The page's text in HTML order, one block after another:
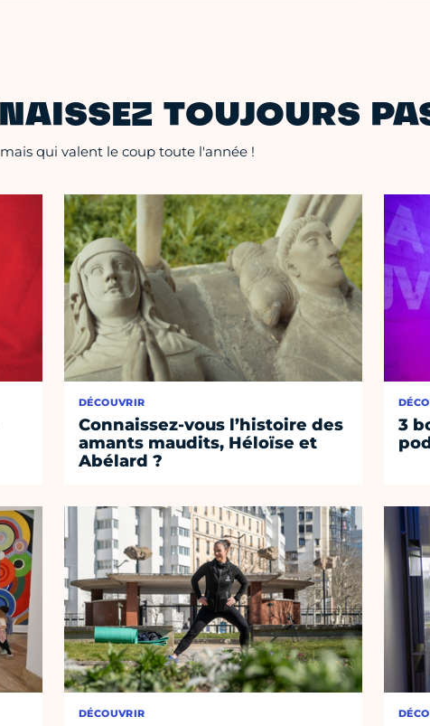
TOUJOURS
qui valent le coup toute l'année !
DÉCOUVRIR
Connaissez-vous l’histoire des
amants maudits, Héloïse et
Abélard ?
DÉCOUVRIR
3